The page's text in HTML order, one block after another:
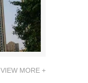
VIEW MORE +